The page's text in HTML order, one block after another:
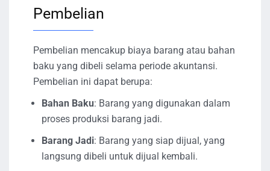
Pembelian
Pembelian mencakup biaya barang atau bahan
baku yang dibeli selama periode akuntansi.
Pembelian ini dapat berupa:
Bahan Baku: Barang yang digunakan dalam
proses produksi barang jadi.
Barang Jadi: Barang yang siap dijual, yang
langsung dibeli untuk dijual kembali.